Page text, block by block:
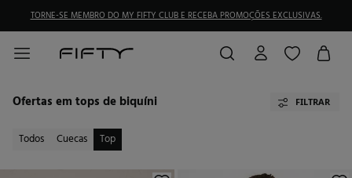
TORNE-SE MEMBRO DO MY FIFTY CLUB E RECEBA PROMOÇÕES EXCLUSIVAS.
Ofertas em tops de biquíni FILTRAR
Todos Cuecas Top